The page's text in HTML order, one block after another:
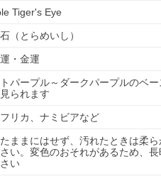
Tiger's Eye
（とらめいし）
・金運
パープル～ダークパープルのベ
られます
リカ、ナミビアなど
ままにはせず、汚れたときは柔
い。変色のおそれがあるため、
い